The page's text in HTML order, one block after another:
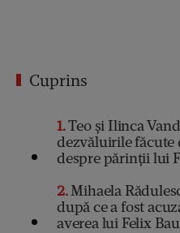
Cuprins
1Teo și Ilinca
dezvăluirile făcute
despre părinții lui
2Mihaela
după ce a fost
averea lui Felix